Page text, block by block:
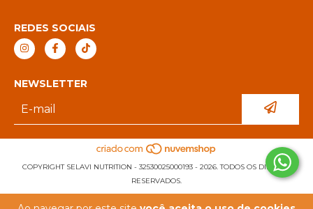
REDES SOCIAIS
NEWSLETTER
COPYRIGHT SELAVI NUTRITION - 32530025000193 - 2026. TODOS OS DIREITOS
RESERVADOS.